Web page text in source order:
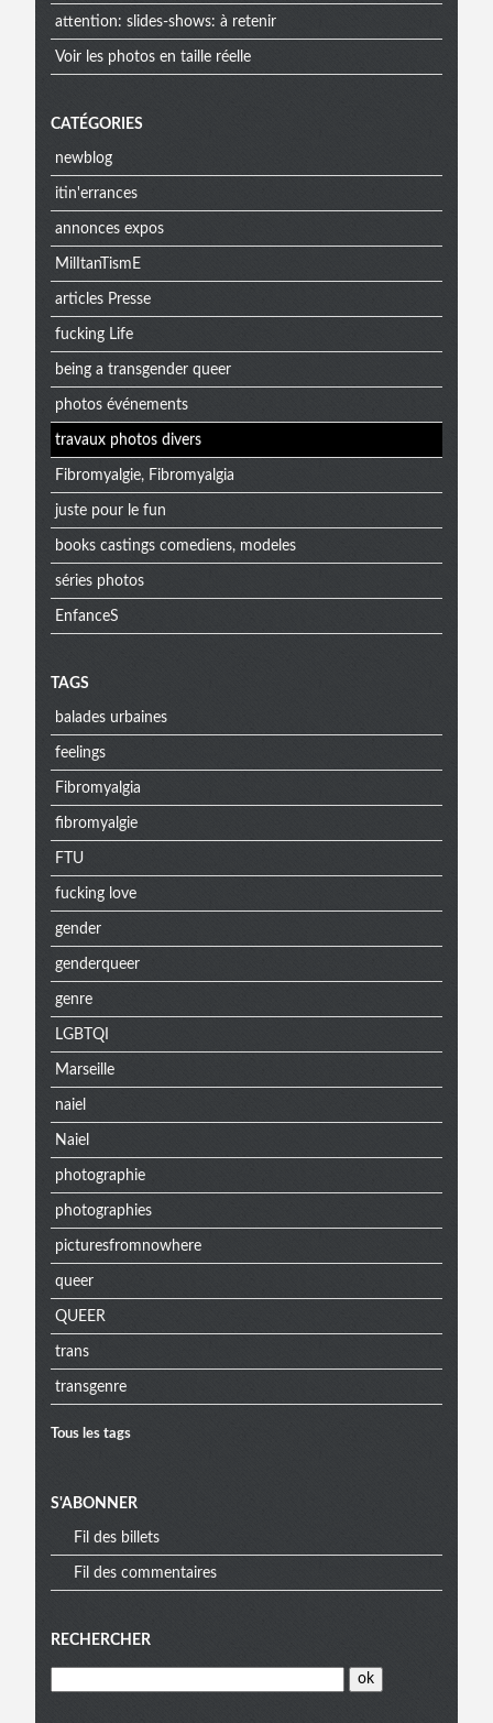
attention: slides-shows: à retenir
Voir les photos en taille réelle
CATÉGORIES
newblog
itin'errances
annonces expos
MilItanTismE
articles Presse
fucking Life
being a transgender queer
photos événements
travaux photos divers
Fibromyalgie, Fibromyalgia
juste pour le fun
books castings comediens, modeles
séries photos
EnfanceS
Menu
extra
TAGS
balades urbaines
feelings
Fibromyalgia
fibromyalgie
FTU
fucking love
gender
genderqueer
genre
LGBTQI
Marseille
naiel
Naiel
photographie
photographies
picturesfromnowhere
queer
QUEER
trans
transgenre
Tous les tags
S'ABONNER
Fil des billets
Fil des commentaires
RECHERCHER